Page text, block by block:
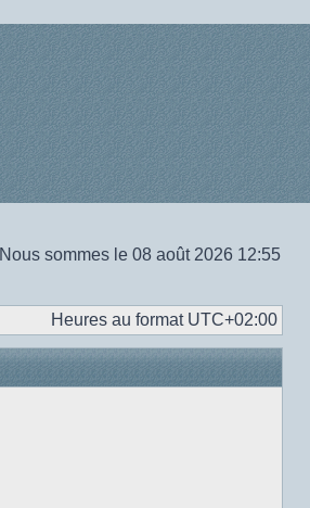
Nous sommes le 08 août 2026 12:55
Heures au format UTC+02:00